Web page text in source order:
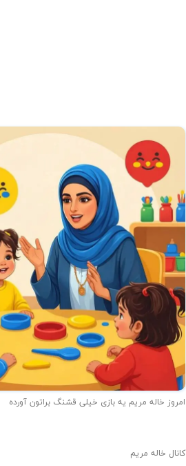
امروز خاله مریم یه بازی خیلی قشنگ براتون آورده
کانال خاله مریم